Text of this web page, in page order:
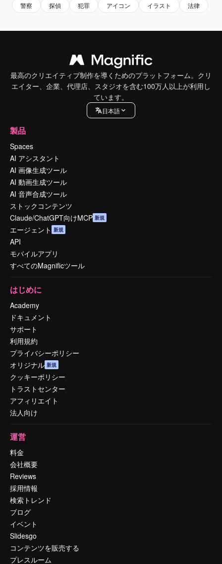
警察 探偵 犯罪 アイコン イラスト 法律
最高のクリエイティブ制作を導くためのプラットフォーム。クリ
エイター、企業、代理店、スタジオを含む100万人以上が利用し
ています。
日本語
製品
Spaces
AI アシスタント
AI 画像生成ツール
AI 動画生成ツール
AI 音声合成ツール
ストックコンテンツ
Claude/ChatGPT向けMCP 新規
エージェント 新規
API
モバイルアプリ
すべてのMagnificツール
はじめに
Academy
ドキュメント
サポート
利用規約
プライバシーポリシー
オリジナル 新規
クッキーポリシー
トラストセンター
アフィリエイト
法人向け
運営
料金
会社概要
Reviews
採用情報
検索トレンド
ブログ
イベント
Slidesgo
コンテンツを販売する
プレスルーム